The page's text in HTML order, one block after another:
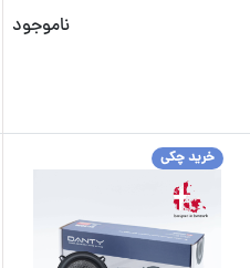
ناموجود
خرید چکی